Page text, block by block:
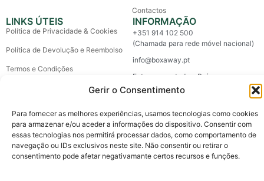
Gerir o Consentimento
Para fornecer as melhores experiências, usamos tecnologias como cookies
para armazenar e/ou aceder a informações do dispositivo. Consentir com
essas tecnologias nos permitirá processar dados, como comportamento de
navegação ou IDs exclusivos neste site. Não consentir ou retirar o
consentimento pode afetar negativamante certos recursos e funções.
Contactos
LINKS ÚTEIS
Política de Privacidade & Cookies
Política de Devolução e Reembolso
Termos e Condições
INFORMAÇÃO
+351 914 102 500
(Chamada para rede móvel nacional)
info@boxaway.pt
Entregas em todo o País
Copyright © 2026 Box Away – All Rights Reserved.
Custom made by The Agency, a boutique for brands.